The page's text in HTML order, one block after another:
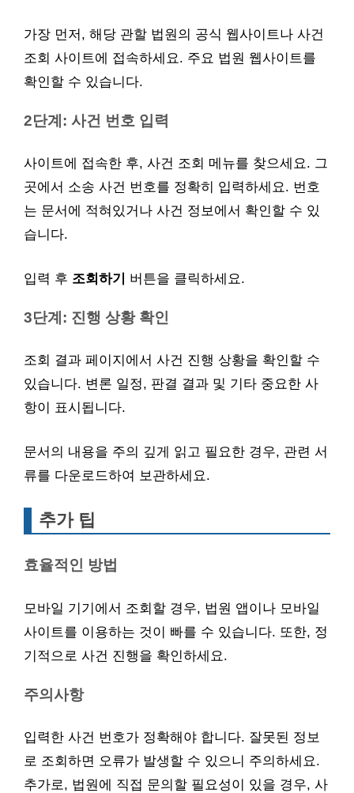
가장 먼저, 해당 관할 법원의 공식 웹사이트나 사건
조회 사이트에 접속하세요. 주요 법원 웹사이트를
확인할 수 있습니다.
2단계: 사건 번호 입력
사이트에 접속한 후, 사건 조회 메뉴를 찾으세요. 그
곳에서 소송 사건 번호를 정확히 입력하세요. 번호
는 문서에 적혀있거나 사건 정보에서 확인할 수 있
습니다.
입력 후 조회하기 버튼을 클릭하세요.
3단계: 진행 상황 확인
조회 결과 페이지에서 사건 진행 상황을 확인할 수
있습니다. 변론 일정, 판결 결과 및 기타 중요한 사
항이 표시됩니다.
문서의 내용을 주의 깊게 읽고 필요한 경우, 관련 서
류를 다운로드하여 보관하세요.
추가 팁
효율적인 방법
모바일 기기에서 조회할 경우, 법원 앱이나 모바일
사이트를 이용하는 것이 빠를 수 있습니다. 또한, 정
기적으로 사건 진행을 확인하세요.
주의사항
입력한 사건 번호가 정확해야 합니다. 잘못된 정보
로 조회하면 오류가 발생할 수 있으니 주의하세요.
추가로, 법원에 직접 문의할 필요성이 있을 경우, 사